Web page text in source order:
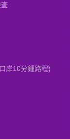
岸10分鍾路程)